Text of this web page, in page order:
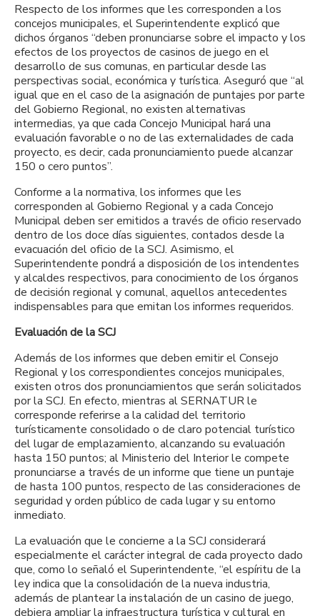
Respecto de los informes que les corresponden a los
concejos municipales, el Superintendente explicó que
dichos órganos “deben pronunciarse sobre el impacto y los
efectos de los proyectos de casinos de juego en el
desarrollo de sus comunas, en particular desde las
perspectivas social, económica y turística. Aseguró que “al
igual que en el caso de la asignación de puntajes por parte
del Gobierno Regional, no existen alternativas
intermedias, ya que cada Concejo Municipal hará una
evaluación favorable o no de las externalidades de cada
proyecto, es decir, cada pronunciamiento puede alcanzar
150 o cero puntos”.
Conforme a la normativa, los informes que les
corresponden al Gobierno Regional y a cada Concejo
Municipal deben ser emitidos a través de oficio reservado
dentro de los doce días siguientes, contados desde la
evacuación del oficio de la SCJ. Asimismo, el
Superintendente pondrá a disposición de los intendentes
y alcaldes respectivos, para conocimiento de los órganos
de decisión regional y comunal, aquellos antecedentes
indispensables para que emitan los informes requeridos.
Evaluación de la SCJ
Además de los informes que deben emitir el Consejo
Regional y los correspondientes concejos municipales,
existen otros dos pronunciamientos que serán solicitados
por la SCJ. En efecto, mientras al SERNATUR le
corresponde referirse a la calidad del territorio
turísticamente consolidado o de claro potencial turístico
del lugar de emplazamiento, alcanzando su evaluación
hasta 150 puntos; al Ministerio del Interior le compete
pronunciarse a través de un informe que tiene un puntaje
de hasta 100 puntos, respecto de las consideraciones de
seguridad y orden público de cada lugar y su entorno
inmediato.
La evaluación que le concierne a la SCJ considerará
especialmente el carácter integral de cada proyecto dado
que, como lo señaló el Superintendente, “el espíritu de la
ley indica que la consolidación de la nueva industria,
además de plantear la instalación de un casino de juego,
debiera ampliar la infraestructura turística y cultural en